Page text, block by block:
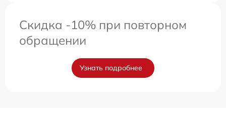
Скидка -10% при повторном
обращении
Узнать подробнее